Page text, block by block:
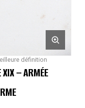
définition
XIX – ARMÉE